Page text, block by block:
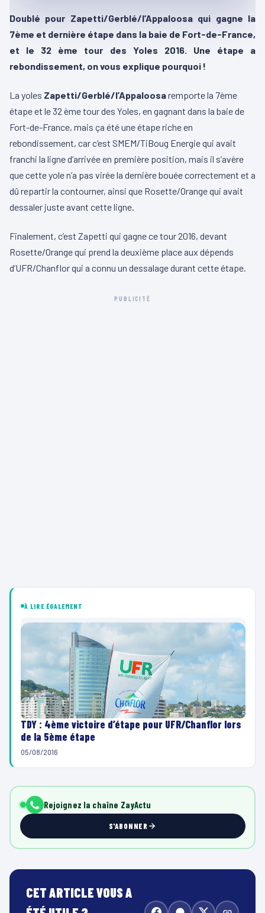
Doublé pour Zapetti/Gerblé/l’Appaloosa qui gagne la
7ème et dernière étape dans la baie de Fort-de-France,
et le 32 ème tour des Yoles 2016. Une étape a
rebondissement, on vous explique pourquoi !
La yoles Zapetti/Gerblé/l’Appaloosaremporte la 7ème
étape et le 32 ème tour des Yoles, en gagnant dans la baie de
Fort-de-France, mais ça été une étape riche en
rebondissement, car c’est SMEM/TiBoug Energie qui avait
franchi la ligne d’arrivée en première position, mais il s’avère
que cette yole n’a pas virée la dernière bouée correctement et a
dû repartir la contourner, ainsi que Rosette/Orange qui avait
dessaler juste avant cette ligne.
Finalement, c’est Zapetti qui gagne ce tour 2016, devant
Rosette/Orange qui prend la deuxième place aux dépends
d’UFR/Chanflor qui a connu un dessalage durant cette étape.
PUBLICITÉ
À LIRE ÉGALEMENT
TDY : 4ème victoire d’étape pour UFR/Chanflor lors
de la 5ème étape
05/08/2016
Rejoignez la chaîne ZayActu
S'ABONNER
CET ARTICLE VOUS A